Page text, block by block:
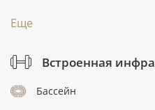
Еще
Встроенная
Бассейн